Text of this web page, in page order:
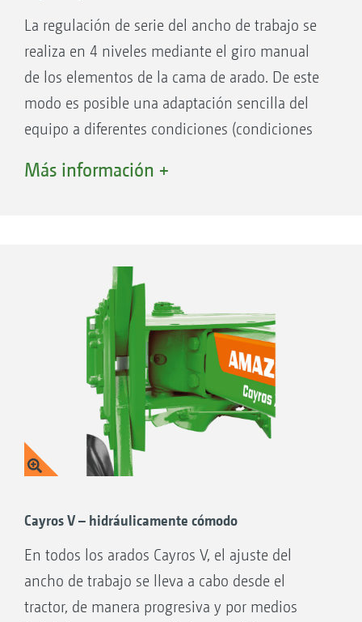
La regulación de serie del ancho de trabajo se
realiza en 4 niveles mediante el giro manual
de los elementos de la cama de arado. De este
modo es posible una adaptación sencilla del
equipo a diferentes condiciones (condiciones
trabajo, se regulan también automáticamente
Más información +
Cayros V – hidráulicamente cómodo
En todos los arados Cayros V, el ajuste del
ancho de trabajo se lleva a cabo desde el
tractor, de manera progresiva y por medios